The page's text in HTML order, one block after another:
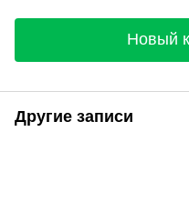
Новый
Другие записи